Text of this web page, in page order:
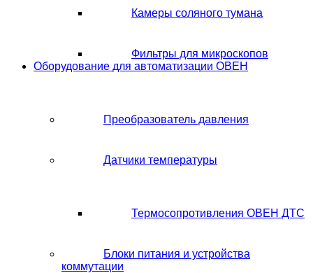
Камеры соляного тумана
Фильтры для микроскопов
Оборудование для автоматизации ОВЕН
Преобразователь давления
Датчики температуры
Термосопротивления ОВЕН ДТС
Блоки питания и устройства
коммутации